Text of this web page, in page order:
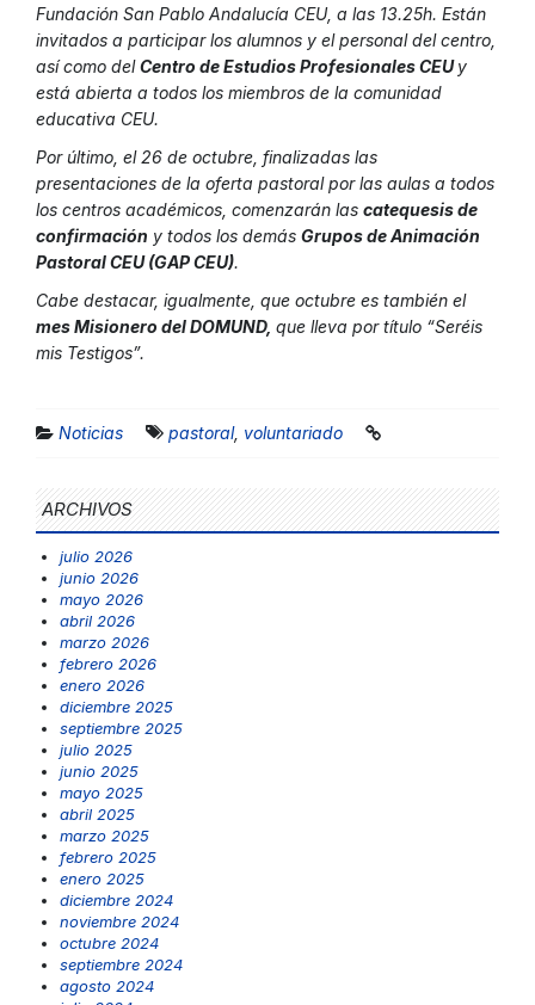
Fundación San Pablo Andalucía CEU, a las 13.25h. Están
invitados a participar los alumnos y el personal del centro,
así como delCentro de Estudios Profesionales CEUy
está abierta a todos los miembros de la comunidad
educativa CEU.
Por último, el 26 de octubre, finalizadas las
presentaciones de la oferta pastoral por las aulas a todos
los centros académicos, comenzarán las catequesis de
confirmación y todos los demás Grupos de Animación
Pastoral CEU (GAP CEU).
Cabe destacar, igualmente, que octubre es también el
mes Misionero del DOMUND, que lleva por título “Seréis
mis Testigos”.
Noticias pastoral, voluntariado
ARCHIVOS
julio 2026
junio 2026
mayo 2026
abril 2026
marzo 2026
febrero 2026
enero 2026
diciembre 2025
septiembre 2025
julio 2025
junio 2025
mayo 2025
abril 2025
marzo 2025
febrero 2025
enero 2025
diciembre 2024
noviembre 2024
octubre 2024
septiembre 2024
agosto 2024